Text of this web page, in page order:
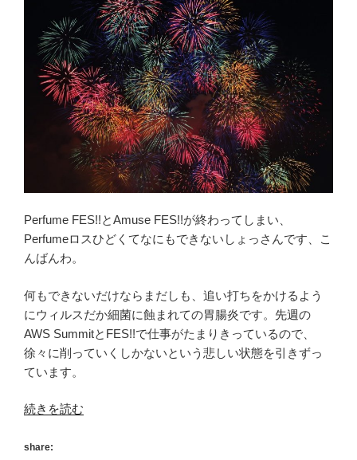
Perfume FES!!とAmuse FES!!が終わってしまい、
Perfumeロスひどくてなにもできないしょっさんです、こ
んばんわ。
何もできないだけならまだしも、追い打ちをかけるよう
にウィルスだか細菌に蝕まれての胃腸炎です。先週の
AWS SummitとFES!!で仕事がたまりきっているので、
徐々に削っていくしかないという悲しい状態を引きずっ
ています。
“[読
メ
続きを読む
share: